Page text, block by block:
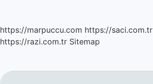
https://marpuccu.com https://saci.com.tr
https://razi.com.tr Sitemap